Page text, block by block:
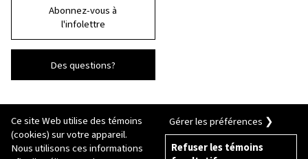
Abonnez-vous à
l'infolettre
Des questions?
Ce site Web utilise des témoins
(cookies) sur votre appareil.
Nous utilisons ces informations
Gérer les préférences ❯
Refuser les témoins